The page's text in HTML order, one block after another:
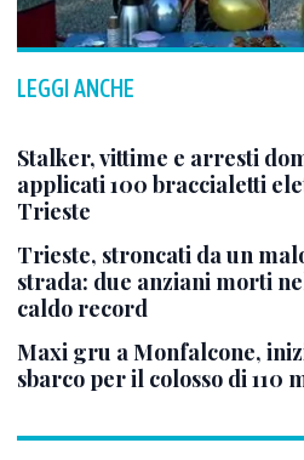
LEGGI ANCHE
Stalker, vittime e arresti
applicati 100 braccialetti
Trieste
Trieste, stroncati da un
strada: due anziani morti
caldo record
Maxi gru a Monfalcone,
sbarco per il colosso di 110